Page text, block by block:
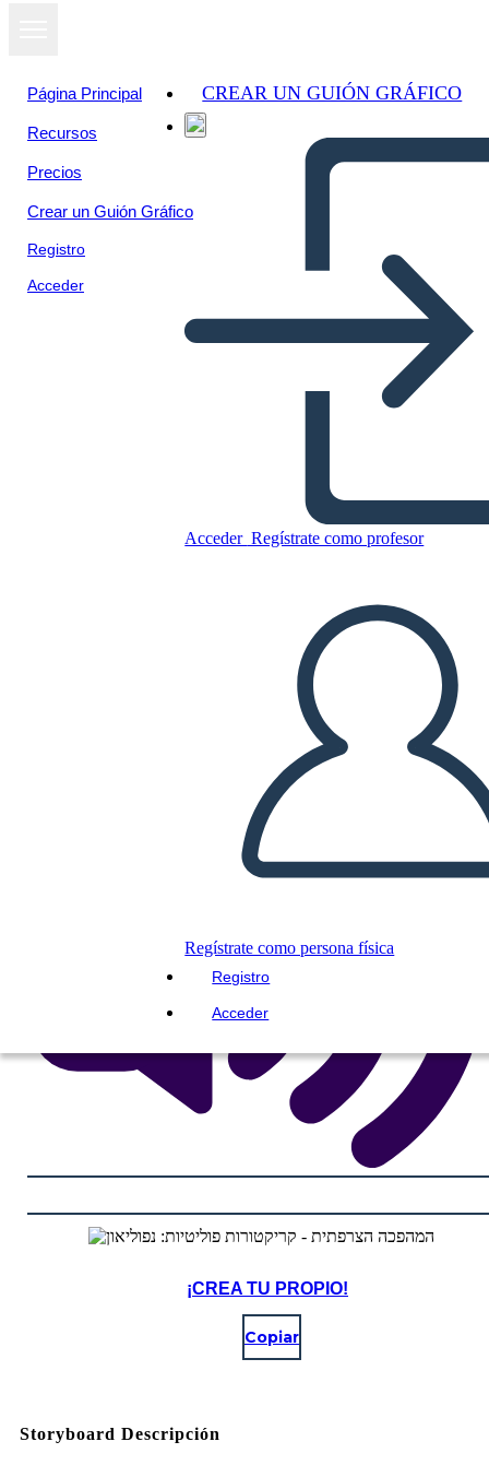
Página Principal
Recursos
Precios
Crear un Guión Gráfico
Registro
Acceder
CREAR UN GUIÓN GRÁFICO
Acceder Regístrate como profesor
Regístrate como persona física
Registro
Acceder
המהפכה הצרפתית - קריקטורות
פוליטיות: נפוליאון
Copie este guión gráfico
CREAR UN GUIÓN GRÁFICO
JUEGO DE DIAPOSITIVAS
LEERME
¡CREA TU PROPIO!
Copiar
Storyboard Descripción